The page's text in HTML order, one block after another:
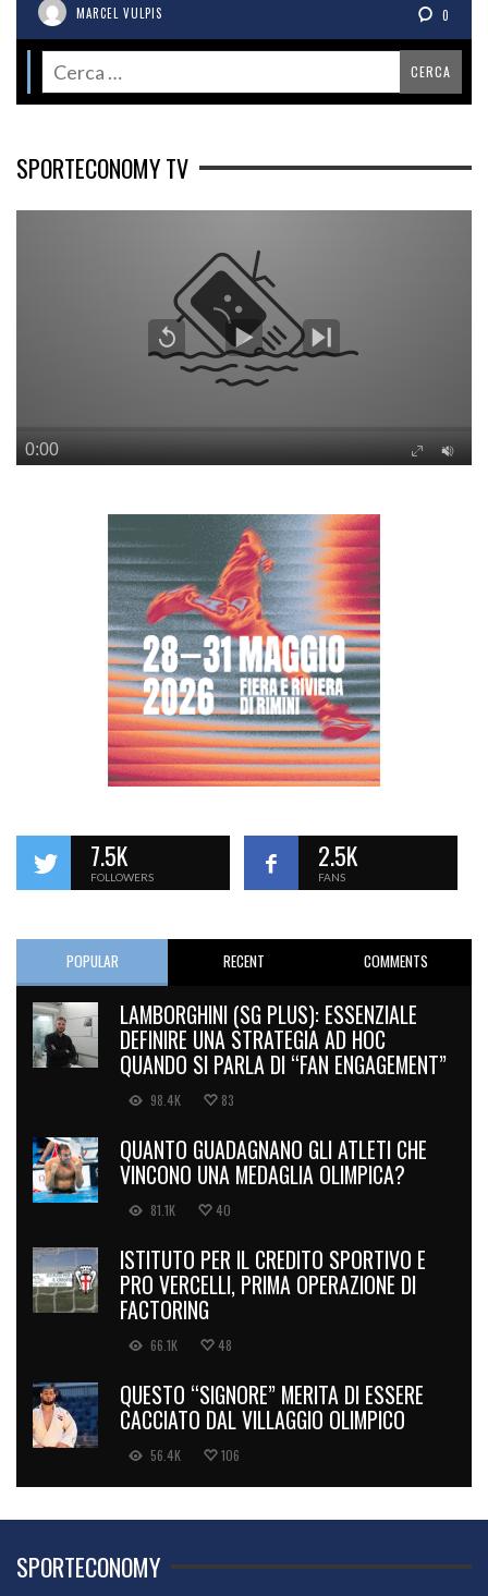
MARCEL VULPIS 0
SPORTECONOMY TV
7.5K
FOLLOWERS
2.5K
FANS
POPULAR RECENT COMMENTS
LAMBORGHINI (SG PLUS): ESSENZIALE
DEFINIRE UNA STRATEGIA AD HOC
QUANDO SI PARLA DI “FAN ENGAGEMENT”
98.4K 83
QUANTO GUADAGNANO GLI ATLETI CHE
VINCONO UNA MEDAGLIA OLIMPICA?
81.1K 40
ISTITUTO PER IL CREDITO SPORTIVO E
PRO VERCELLI, PRIMA OPERAZIONE DI
FACTORING
66.1K 48
QUESTO “SIGNORE” MERITA DI ESSERE
CACCIATO DAL VILLAGGIO OLIMPICO
56.4K 106
SPORTECONOMY